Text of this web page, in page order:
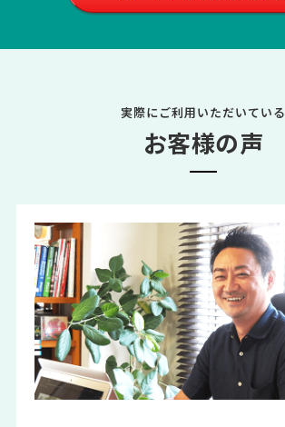
実際にご利用いただいている
お客様の声